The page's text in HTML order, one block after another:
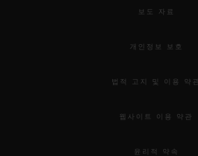
보도 자료
개인정보 보호
법적 고지 및 이용 약관
웹사이트 이용 약관
윤리적 약속